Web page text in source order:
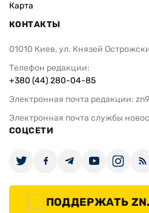
Карта
КОНТАКТЫ
01010 Киев, ул. Князей
Телефон редакции:
+380 (44) 280-04-85
Электронная почта редакции:
Электронная почта службы
СОЦСЕТИ
ПОДДЕРЖАТЬ